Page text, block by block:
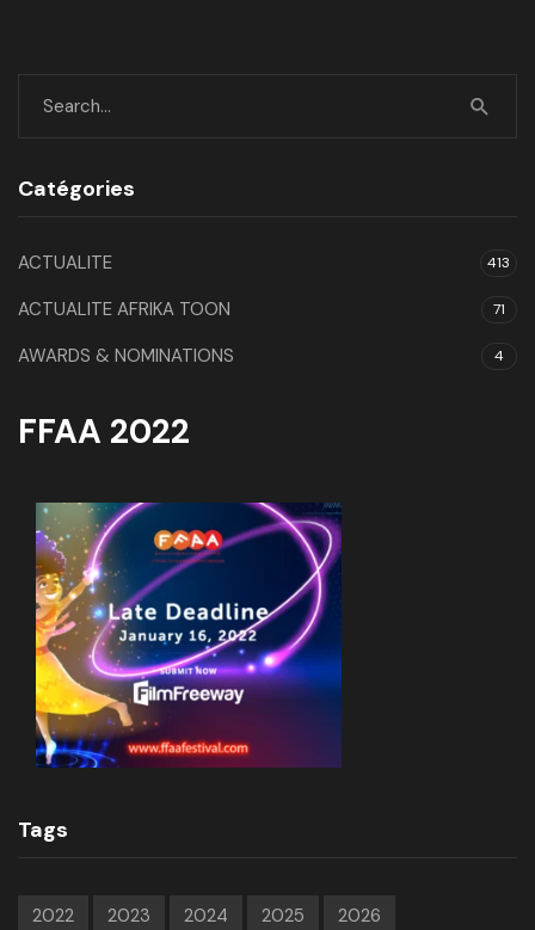
Catégories
ACTUALITE 413
ACTUALITE AFRIKA TOON 71
AWARDS & NOMINATIONS 4
FFAA 2022
Tags
2022 2023 2024 2025 2026